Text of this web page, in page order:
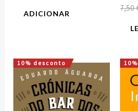
ADICIONAR
7,50
10% desconto
O
preço
original
era:
15,00 €.
O
preço
atual
é:
13,50 €.